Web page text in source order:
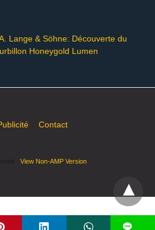
Lange & Söhne: Découverte du
Honeygold Lumen
Contact
View Non-AMP Version